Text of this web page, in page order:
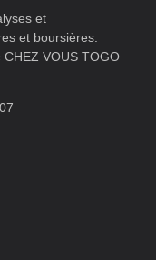
et
et boursières.
CHEZ VOUS TOGO